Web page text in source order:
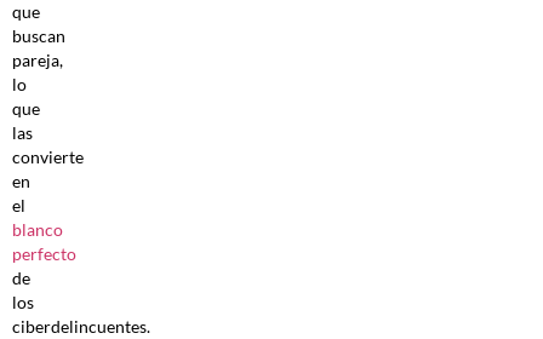
que
buscan
pareja,
lo
que
las
convierte
en
el
blanco
perfecto
de
los
ciberdelincuentes.